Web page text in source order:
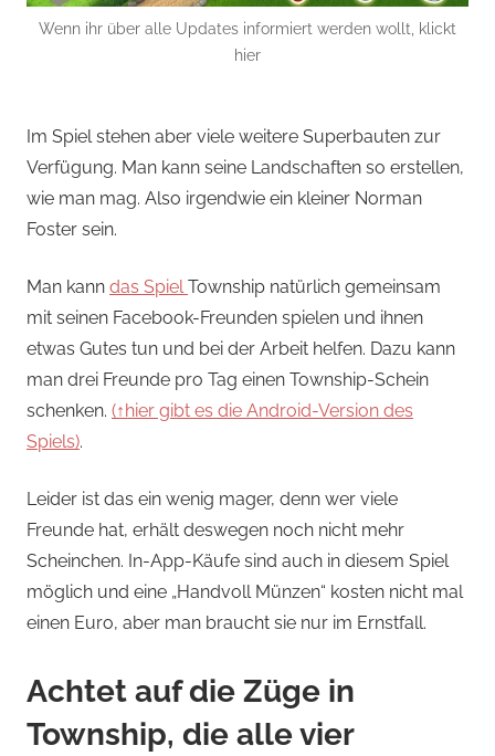
Wenn ihr über alle Updates informiert werden wollt, klickt
hier
Im Spiel stehen aber viele weitere Superbauten zur
Verfügung. Man kann seine Landschaften so erstellen,
wie man mag. Also irgendwie ein kleiner Norman
Foster sein.
Man kann das SpielTownship natürlich gemeinsam
mit seinen Facebook-Freunden spielen und ihnen
etwas Gutes tun und bei der Arbeit helfen. Dazu kann
man drei Freunde pro Tag einen Township-Schein
schenken. (↑hier gibt es die Android-Version des
Spiels).
Leider ist das ein wenig mager, denn wer viele
Freunde hat, erhält deswegen noch nicht mehr
Scheinchen. In-App-Käufe sind auch in diesem Spiel
möglich und eine „Handvoll Münzen“ kosten nicht mal
einen Euro, aber man braucht sie nur im Ernstfall.
Achtet auf die Züge in
Township, die alle vier